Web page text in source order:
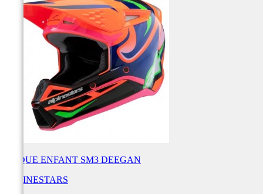
CAQUE ENFANT SM3 DEEGAN
ALPINESTARS